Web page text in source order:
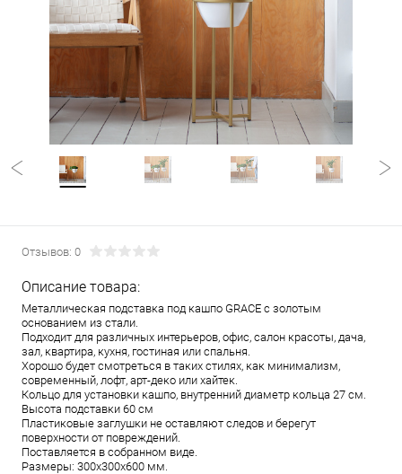
Отзывов: 0
Описание товара:
Металлическая подставка под кашпо GRACE с золотым
основанием из стали.
Подходит для различных интерьеров, офис, салон красоты, дача,
зал, квартира, кухня, гостиная или спальня.
Хорошо будет смотреться в таких стилях, как минимализм,
современный, лофт, арт-деко или хайтек.
Кольцо для установки кашпо, внутренний диаметр кольца 27 см.
Высота подставки 60 см
Пластиковые заглушки не оставляют следов и берегут
поверхности от повреждений.
Поставляется в собранном виде.
Размеры: 300х300х600 мм.